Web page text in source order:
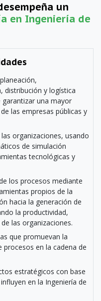
un
en Ingeniería de
distribución y logística
una mayor
las empresas públicas y
organizaciones, usando
de simulación
tecnológicas y
los procesos mediante
propios de la
hacia la generación de
la productividad,
las organizaciones.
que promuevan la
en la cadena de
estratégicos con base
en la Ingeniería de